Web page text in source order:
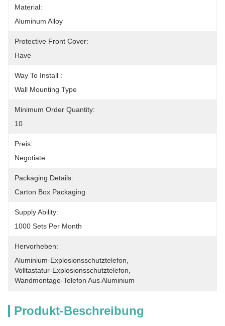
Material:
Aluminum Alloy
Protective Front Cover:
Have
Way To Install :
Wall Mounting Type
Minimum Order Quantity:
10
Preis:
Negotiate
Packaging Details:
Carton Box Packaging
Supply Ability:
1000 Sets Per Month
Hervorheben:
Aluminium-Explosionsschutztelefon
Volltastatur-Explosionsschutztelefon
Wandmontage-Telefon Aus Aluminium
Produkt-Beschreibung